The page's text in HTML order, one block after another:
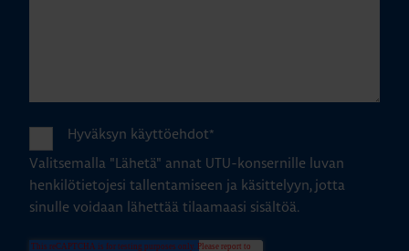
Hyväksyn käyttöehdot*
Valitsemalla "Lähetä" annat UTU-konsernille luvan
henkilötietojesi tallentamiseen ja käsittelyyn, jotta
sinulle voidaan lähettää tilaamaasi sisältöä.